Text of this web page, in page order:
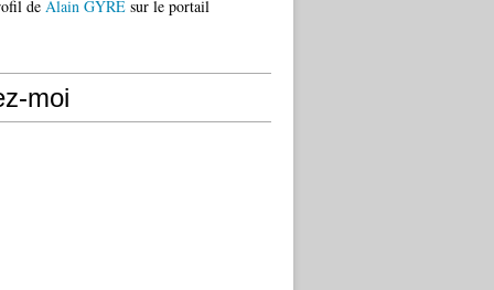
de Alain GYRE sur le portail
moi